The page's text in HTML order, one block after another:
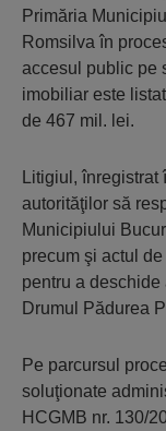
Primăria
Romsilva în
accesul public pe
imobiliar este
de 467 mil. lei.
Litigiul,
autorităţilor să
Municipiului
precum şi actul
pentru a
Drumul Pădurea
Pe parcursul
soluţionate
HCGMB nr. 130/